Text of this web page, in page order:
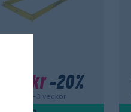
005 kr-20%
om 2-3 veckor